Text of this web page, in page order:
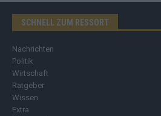
SCHNELL ZUM RESSORT
Nachrichten
Politik
Wirtschaft
Ratgeber
Wissen
Extra